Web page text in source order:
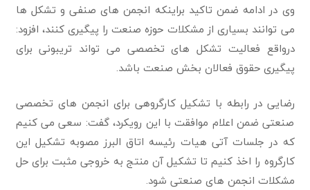
وی در ادامه ضمن تاکید براینکه انجمن های صنفی و تشکل ها
می توانند بسیاری از مشکلات حوزه صنعت را پیگیری کنند، افزود:
درواقع فعالیت تشکل های تخصصی می تواند تریبونی برای
پیگیری حقوق فعالان بخش صنعت باشد.
رضایی در رابطه با تشکیل کارگروهی برای انجمن های تخصصی
صنعتی ضمن اعلام موافقت با این رویکرد، گفت: سعی می کنیم
که در جلسات آتی هیات رئیسه اتاق البرز مصوبه تشکیل این
کارگروه را اخذ کنیم تا تشکیل آن منتج به خروجی مثبت برای حل
مشکلات انجمن های صنعتی شود.